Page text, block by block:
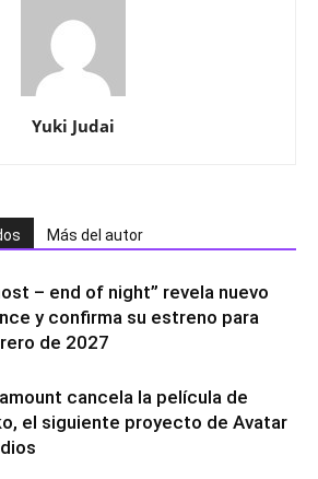
Yuki Judai
Más del autor
– end of night” revela nuevo
y confirma su estreno para
de 2027
cancela la película de
el siguiente proyecto de Avatar